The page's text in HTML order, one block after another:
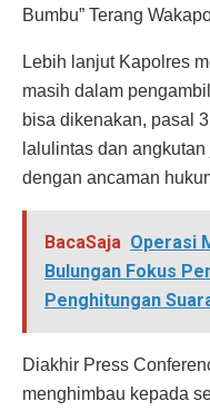
Bumbu” Terang
Lebih lanjut Kapolres
masih dalam
bisa dikenakan, pasal
lalulintas dan
dengan ancaman
BacaSaja Operasi
Bulungan Fokus
Penghitungan
Diakhir Press
menghimbau kepada